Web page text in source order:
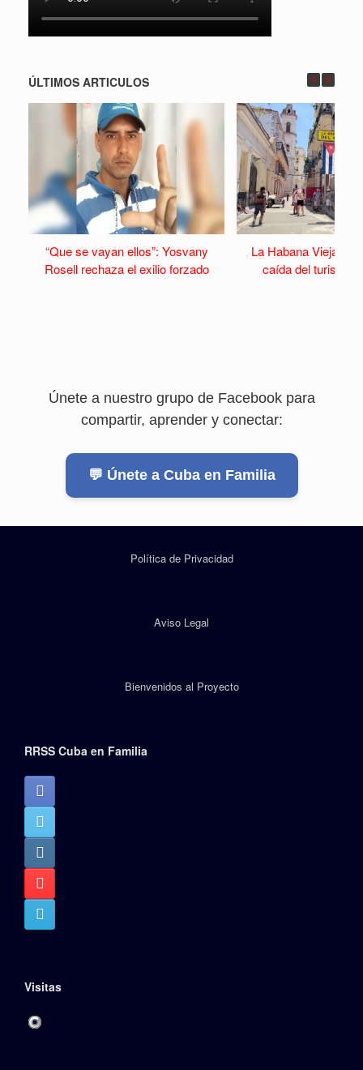
ÚLTIMOS ARTICULOS
“Que se vayan ellos”: Yosvany
Rosell rechaza el exilio forzado
La Habana Vieja se
caída del turismo
Únete a nuestro grupo de Facebook para
compartir, aprender y conectar:
💬 Únete a Cuba en Familia
Política de Privacidad
Aviso Legal
Bienvenidos al Proyecto
RRSS Cuba en Familia
Visitas